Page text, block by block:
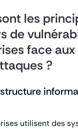
les
de
face aux
?
utilisent des